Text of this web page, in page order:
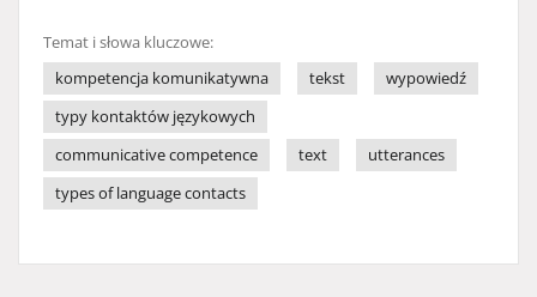
Temat i słowa kluczowe:
kompetencja komunikatywna
tekst
wypowiedź
typy kontaktów językowych
communicative competence
text
utterances
types of language contacts